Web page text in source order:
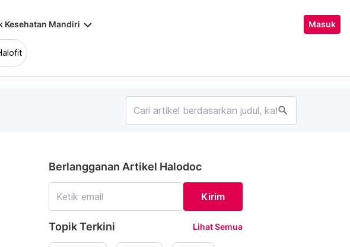
Kesehatan Mandiri keyboard_arrow_down Masuk
search
Berlangganan Artikel Halodoc
Kirim
Topik Terkini Lihat Semua